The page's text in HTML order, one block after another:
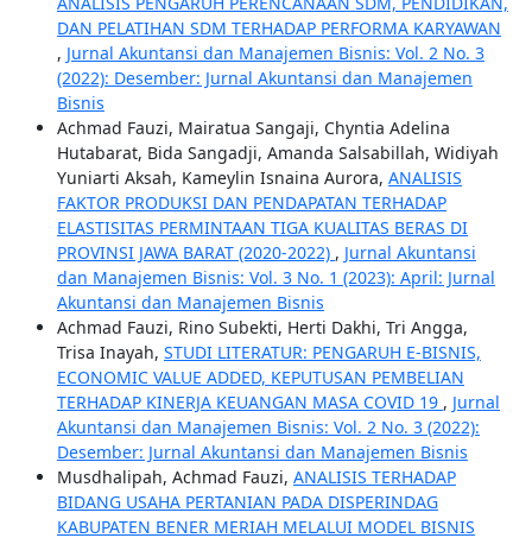
DAN PELATIHAN SDM TERHADAP PERFORMA KARYAWAN
, Jurnal Akuntansi dan Manajemen Bisnis: Vol. 2 No. 3
(2022): Desember: Jurnal Akuntansi dan Manajemen
Bisnis
Achmad Fauzi, Mairatua Sangaji, Chyntia Adelina
Hutabarat, Bida Sangadji, Amanda Salsabillah, Widiyah
Yuniarti Aksah, Kameylin Isnaina Aurora, ANALISIS
FAKTOR PRODUKSI DAN PENDAPATAN TERHADAP
ELASTISITAS PERMINTAAN TIGA KUALITAS BERAS DI
PROVINSI JAWA BARAT (2020-2022) , Jurnal Akuntansi
dan Manajemen Bisnis: Vol. 3 No. 1 (2023): April: Jurnal
Akuntansi dan Manajemen Bisnis
Achmad Fauzi, Rino Subekti, Herti Dakhi, Tri Angga,
Trisa Inayah, STUDI LITERATUR: PENGARUH E-BISNIS,
ECONOMIC VALUE ADDED, KEPUTUSAN PEMBELIAN
TERHADAP KINERJA KEUANGAN MASA COVID 19 , Jurnal
Akuntansi dan Manajemen Bisnis: Vol. 2 No. 3 (2022):
Desember: Jurnal Akuntansi dan Manajemen Bisnis
Musdhalipah, Achmad Fauzi, ANALISIS TERHADAP
BIDANG USAHA PERTANIAN PADA DISPERINDAG
KABUPATEN BENER MERIAH MELALUI MODEL BISNIS